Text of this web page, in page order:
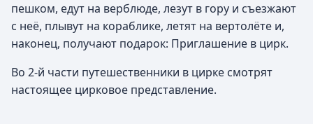
пешком, едут на верблюде, лезут в гору и съезжают
с неё, плывут на кораблике, летят на вертолёте и,
наконец, получают подарок: Приглашение в цирк.
Во 2-й части путешественники в цирке смотрят
настоящее цирковое представление.